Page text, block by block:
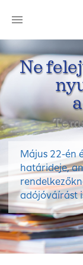
Ne
Május 22-én
határideje,
adójóváírást